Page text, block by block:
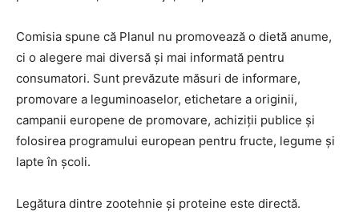
Comisia spune că Planul nu promovează o dietă anume,
ci o alegere mai diversă și mai informată pentru
consumatori. Sunt prevăzute măsuri de informare,
promovare a leguminoaselor, etichetare a originii,
campanii europene de promovare, achiziții publice și
folosirea programului european pentru fructe, legume și
lapte în școli.
Legătura dintre zootehnie și proteine este directă.